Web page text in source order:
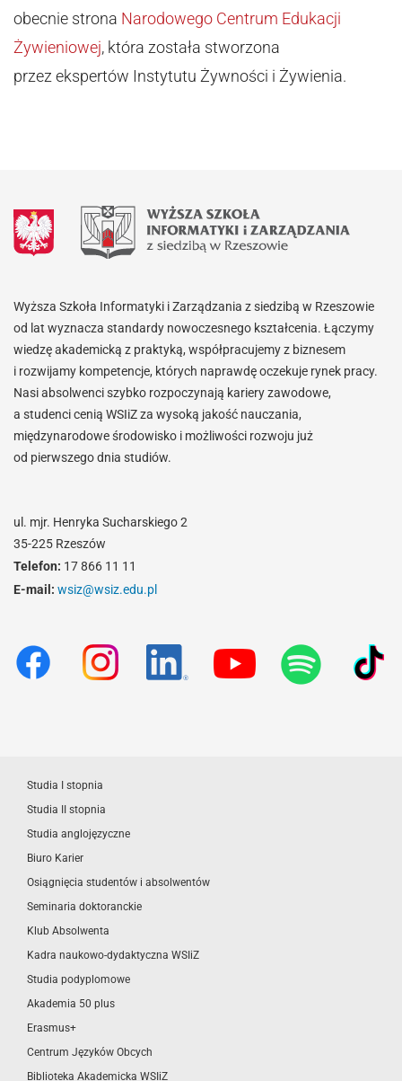
obecnie strona Narodowego Centrum Edukacji
Żywieniowej, która została stworzona
przez ekspertów Instytutu Żywności i Żywienia.
Wyższa Szkoła Informatyki i Zarządzania z siedzibą w Rzeszowie
od lat wyznacza standardy nowoczesnego kształcenia. Łączymy
wiedzę akademicką z praktyką, współpracujemy z biznesem
i rozwijamy kompetencje, których naprawdę oczekuje rynek pracy.
Nasi absolwenci szybko rozpoczynają kariery zawodowe,
a studenci cenią WSIiZ za wysoką jakość nauczania,
międzynarodowe środowisko i możliwości rozwoju już
od pierwszego dnia studiów.
ul. mjr. Henryka Sucharskiego 2
35-225 Rzeszów
Telefon: 17 866 11 11
E-mail: wsiz@wsiz.edu.pl
Studia I stopnia
Studia II stopnia
Studia anglojęzyczne
Biuro Karier
Osiągnięcia studentów i absolwentów
Seminaria doktoranckie
Klub Absolwenta
Kadra naukowo-dydaktyczna WSIiZ
Studia podyplomowe
Akademia 50 plus
Erasmus+
Centrum Języków Obcych
Biblioteka Akademicka WSIiZ